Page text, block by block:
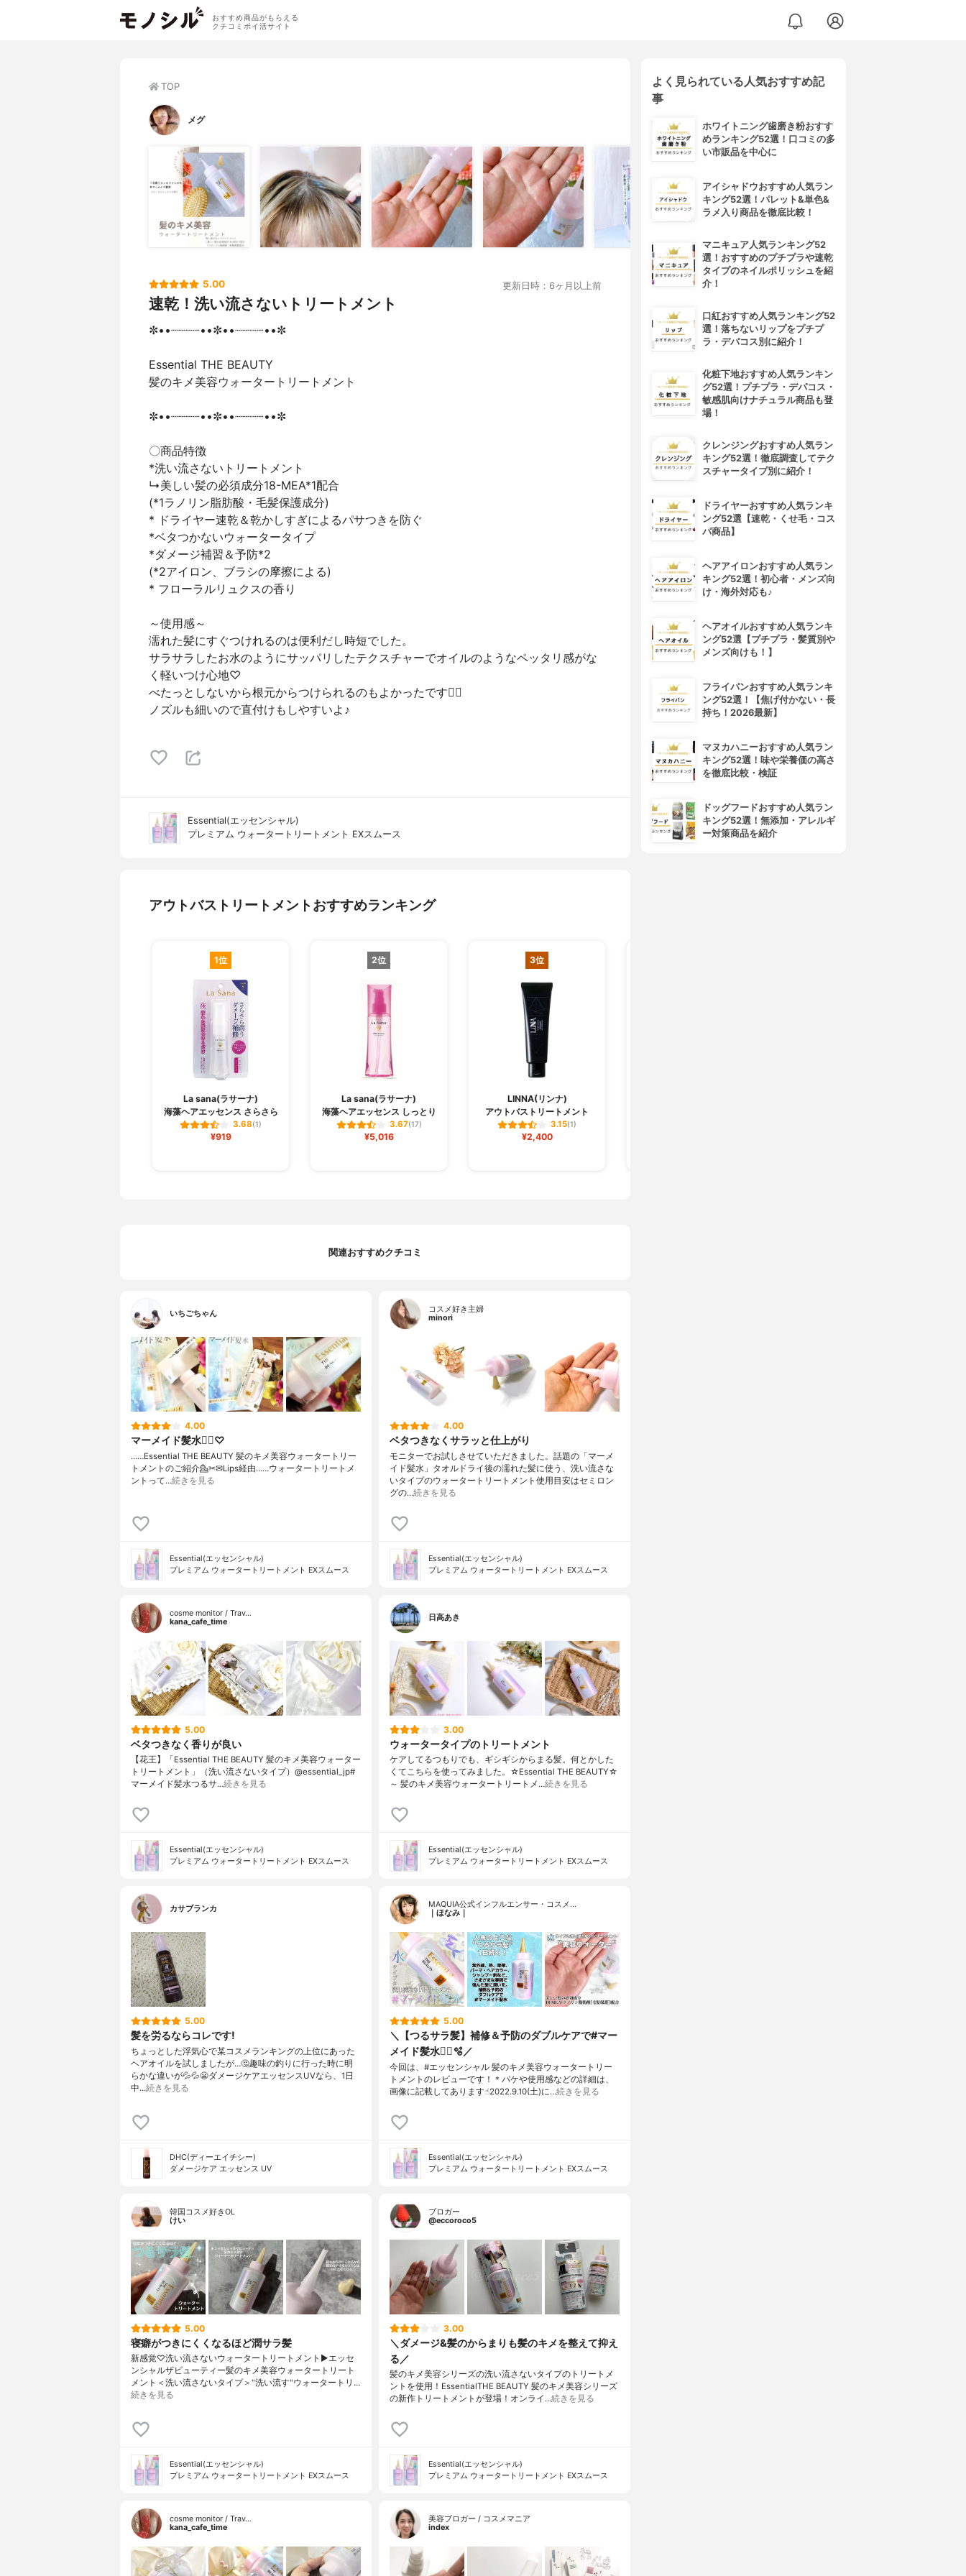
おすすめ商品がもらえる
クチコミポイ活サイト
TOP
メグ
5.00 更新日時：6ヶ月以上前
速乾！洗い流さないトリートメント
✼••┈┈┈┈••✼••┈┈┈┈••✼
Essential THE BEAUTY
髪のキメ美容ウォータートリートメント
✼••┈┈┈┈••✼••┈┈┈┈••✼
〇商品特徴
*洗い流さないトリートメント
↳美しい髪の必須成分18-MEA*1配合
(*1ラノリン脂肪酸・毛髪保護成分)
* ドライヤー速乾＆乾かしすぎによるパサつきを防ぐ
*ベタつかないウォータータイプ
*ダメージ補習＆予防*2
(*2アイロン、ブラシの摩擦による)
* フローラルリュクスの香り
～使用感～
濡れた髪にすぐつけれるのは便利だし時短でした。
サラサラしたお水のようにサッパリしたテクスチャーでオイルのようなペッタリ感がな
く軽いつけ心地♡
べたっとしないから根元からつけられるのもよかったです🙆‍♀️
ノズルも細いので直付けもしやすいよ♪
Essential(エッセンシャル)
プレミアム ウォータートリートメント EXスムース
アウトバストリートメントおすすめランキング
1位
La sana(ラサーナ)
海藻ヘアエッセンス さらさら
3.68(1)
¥919
2位
La sana(ラサーナ)
海藻ヘアエッセンス しっとり
3.67(17)
¥5,016
3位
LINNA(リンナ)
アウトバストリートメント
3.15(1)
¥2,400
関連おすすめクチコミ
いちごちゃん
4.00
マーメイド髪水🧜‍♀️♡
……⁡Essential THE BEAUTY ⁡⁡髪のキメ美容ウォータートリー
トメントのご紹介💁✂⁡⁡✉Lips経由⁡……⁡⁡⁡ウォータートリートメ
ントって⁡…続きを見る
Essential(エッセンシャル)
プレミアム ウォータートリートメント EXスムース
コスメ好き主婦
minori
4.00
ベタつきなくサラッと仕上がり
モニターでお試しさせていただきました。話題の「マーメ
イド髪水」タオルドライ後の濡れた髪に使う、洗い流さな
いタイプのウォータートリートメント使用目安はセミロン
グの…続きを見る
Essential(エッセンシャル)
プレミアム ウォータートリートメント EXスムース
cosme monitor / Trav…
kana_cafe_time
5.00
ベタつきなく香りが良い
【花王】「Essential THE BEAUTY 髪のキメ美容ウォーター
トリートメント」（洗い流さないタイプ）@essential_jp#
マーメイド髪水つるサ…続きを見る
Essential(エッセンシャル)
プレミアム ウォータートリートメント EXスムース
日高あき
3.00
ウォータータイプのトリートメント
ケアしてるつもりでも、ギシギシからまる髪。何とかした
くてこちらを使ってみました。☆Essential THE BEAUTY☆
～ 髪のキメ美容ウォータートリートメ…続きを見る
Essential(エッセンシャル)
プレミアム ウォータートリートメント EXスムース
カサブランカ
5.00
髪を労るならコレです!
ちょっとした浮気心で某コスメランキングの上位にあった
ヘアオイルを試しましたが…🤔趣味の釣りに行った時に明
らかな違いが💦💦😬ダメージケアエッセンスUVなら、1日
中…続きを見る
DHC(ディーエイチシー)
ダメージケア エッセンス UV
MAQUIA公式インフルエンサー・コスメ…
｜ほなみ｜
5.00
＼【つるサラ髪】補修＆予防のダブルケアで#マー
メイド髪水🧜‍♀️🫧／
今回は、#エッセンシャル 髪のキメ美容ウォータートリー
トメントのレビューです！＊パケや使用感などの詳細は、
画像に記載してあります☝︎2022.9.10(土)に…続きを見る
Essential(エッセンシャル)
プレミアム ウォータートリートメント EXスムース
韓国コスメ好きOL
けい
5.00
寝癖がつきにくくなるほど潤サラ髪
新感覚♡洗い流さないウォータートリートメント▶︎エッセ
ンシャルザビューティー髪のキメ美容ウォータートリート
メント＜洗い流さないタイプ＞"洗い流す"ウォータートリ…
続きを見る
Essential(エッセンシャル)
プレミアム ウォータートリートメント EXスムース
ブロガー
@eccoroco5
3.00
＼ダメージ&髪のからまりも髪のキメを整えて抑え
る／
髪のキメ美容シリーズの洗い流さないタイプのトリートメ
ントを使用！EssentialTHE BEAUTY 髪のキメ美容シリーズ
の新作トリートメントが登場！オンライ…続きを見る
Essential(エッセンシャル)
プレミアム ウォータートリートメント EXスムース
cosme monitor / Trav…
kana_cafe_time
美容ブロガー / コスメマニア
index
よく見られている人気おすすめ記
事
ホワイトニング歯磨き粉おすす
めランキング52選！口コミの多
い市販品を中心に
アイシャドウおすすめ人気ラン
キング52選！パレット&単色&
ラメ入り商品を徹底比較！
マニキュア人気ランキング52
選！おすすめのプチプラや速乾
タイプのネイルポリッシュを紹
介！
口紅おすすめ人気ランキング52
選！落ちないリップをプチプ
ラ・デパコス別に紹介！
化粧下地おすすめ人気ランキン
グ52選！プチプラ・デパコス・
敏感肌向けナチュラル商品も登
場！
クレンジングおすすめ人気ラン
キング52選！徹底調査してテク
スチャータイプ別に紹介！
ドライヤーおすすめ人気ランキ
ング52選【速乾・くせ毛・コス
パ商品】
ヘアアイロンおすすめ人気ラン
キング52選！初心者・メンズ向
け・海外対応も♪
ヘアオイルおすすめ人気ランキ
ング52選【プチプラ・髪質別や
メンズ向けも！】
フライパンおすすめ人気ランキ
ング52選！【焦げ付かない・長
持ち！2026最新】
マヌカハニーおすすめ人気ラン
キング52選！味や栄養価の高さ
を徹底比較・検証
ドッグフードおすすめ人気ラン
キング52選！無添加・アレルギ
ー対策商品を紹介